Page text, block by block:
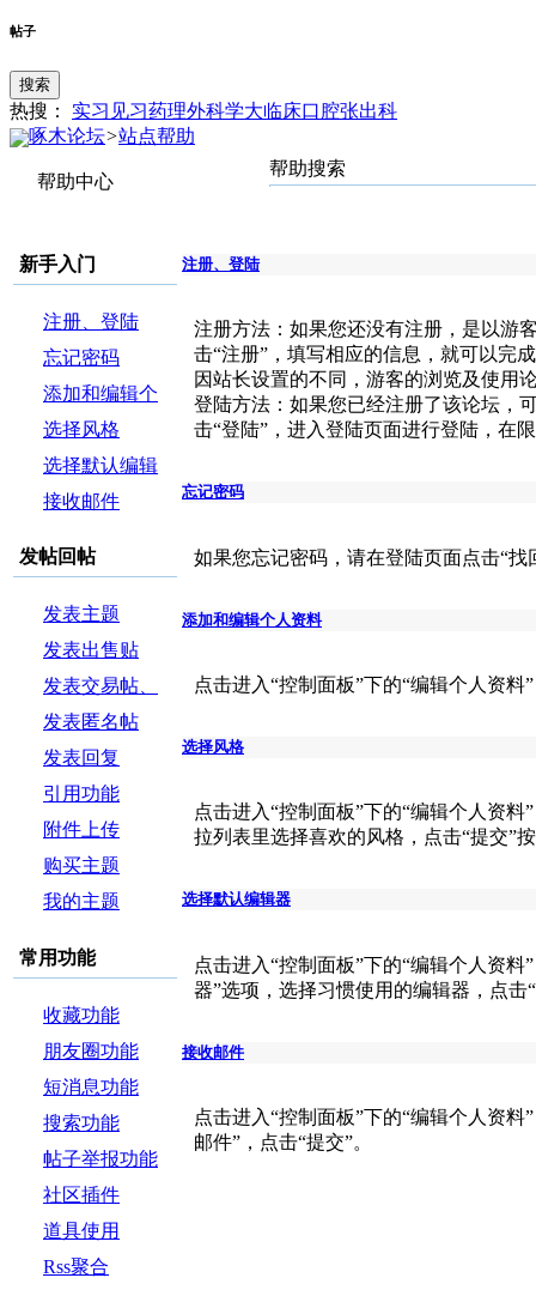
帖子
搜索
热搜： 实习 见习药理外科学大临床口腔张出科
啄木论坛>站点帮助
帮助中心
帮助搜索
新手入门
注册、登陆
忘记密码
添加和编辑个
人资料
选择风格
选择默认编辑
器
接收邮件
发帖回帖
发表主题
发表出售贴
发表交易帖、
悬赏帖和投票
帖
发表匿名帖
发表回复
引用功能
附件上传
购买主题
我的主题
常用功能
收藏功能
朋友圈功能
短消息功能
搜索功能
帖子举报功能
社区插件
道具使用
Rss聚合
注册、登陆
注册方法：如果您还没有注册，是以游
击“注册”，填写相应的信息，就可以完
因站长设置的不同，游客的浏览及使用
登陆方法：如果您已经注册了该论坛，
击“登陆”，进入登陆页面进行登陆，在
忘记密码
如果您忘记密码，请在登陆页面点击“
添加和编辑个人资料
点击进入“控制面板”下的“编辑个人资
选择风格
点击进入“控制面板”下的“编辑个人资
拉列表里选择喜欢的风格，点击“提交”
选择默认编辑器
点击进入“控制面板”下的“编辑个人资
器”选项，选择习惯使用的编辑器，点击
接收邮件
点击进入“控制面板”下的“编辑个人资
邮件”，点击“提交”。